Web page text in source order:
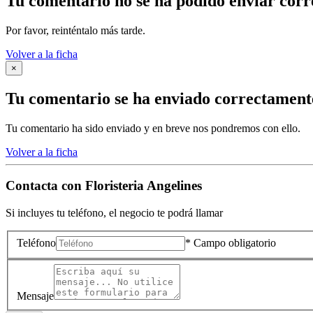
Por favor, reinténtalo más tarde.
Volver a la ficha
×
Tu comentario se ha enviado
Tu comentario ha sido enviado y en breve nos pondremos con ello.
Volver a la ficha
Contacta con Floristeria Angelines
Si incluyes tu teléfono, el negocio te podrá llamar
Teléfono * Campo obligatorio
Mensaje